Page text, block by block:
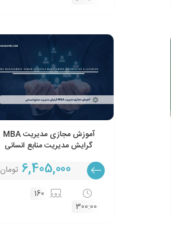
آموزش مجازی مدیریت MBA
گرایش مدیریت منابع انسانی
6,405,000 تومان
300:00
160